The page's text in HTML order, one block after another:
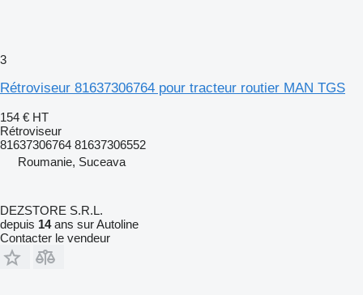
3
Rétroviseur 81637306764 pour tracteur routier MAN TGS
154 € HT
Rétroviseur
81637306764 81637306552
Roumanie, Suceava
DEZSTORE S.R.L.
depuis 14ans sur Autoline
Contacter le vendeur